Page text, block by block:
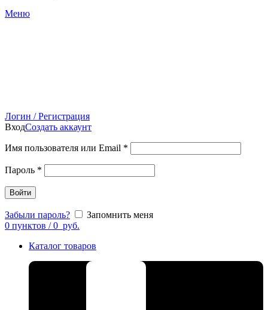
Меню
Логин / Регистрация
ВходСоздать аккаунт
Имя пользователя или Email *
Пароль *
Войти
Забыли пароль?
Запомнить меня
0 пунктов / 0 руб.
Каталог товаров